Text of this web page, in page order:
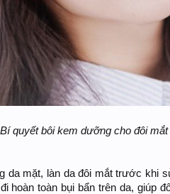
Bí quyết bôi kem dưỡng cho đôi
da mặt, làn da đôi mắt trước khi
hoàn toàn bụi bẩn trên da, giúp